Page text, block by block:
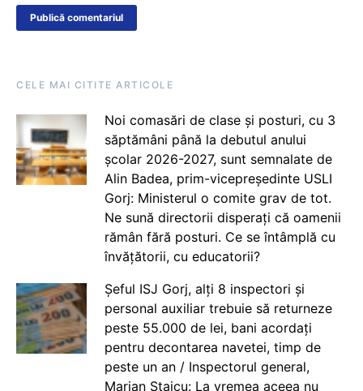
CELE MAI CITITE ARTICOLE
Noi comasări de clase și posturi, cu 3
săptămâni până la debutul anului
școlar 2026-2027, sunt semnalate de
Alin Badea, prim-vicepreședinte USLI
Gorj: Ministerul o comite grav de tot.
Ne sună directorii disperați că oamenii
rămân fără posturi. Ce se întâmplă cu
învățătorii, cu educatorii?
Șeful ISJ Gorj, alți 8 inspectori și
personal auxiliar trebuie să returneze
peste 55.000 de lei, bani acordați
pentru decontarea navetei, timp de
peste un an / Inspectorul general,
Marian Staicu: La vremea aceea nu